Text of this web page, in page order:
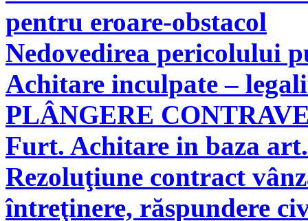
pentru eroare-obstacol
Nedovedirea pericolului
Achitare inculpate –
PLÂNGERE
Furt. Achitare in baza
Rezoluţiune contract
întreţinere, răspundere